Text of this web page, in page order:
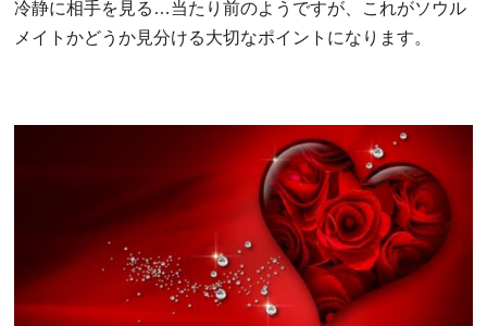
冷静に相手を見る…当たり前のようですが、これがソウル
メイトかどうか見分ける大切なポイントになります。